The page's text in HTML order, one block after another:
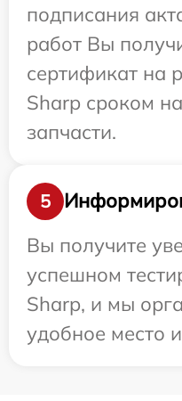
подписания
работ Вы
сертификат на
Sharp сроком
запчасти.
5
Вы получите
успешном
Sharp, и мы
удобное место